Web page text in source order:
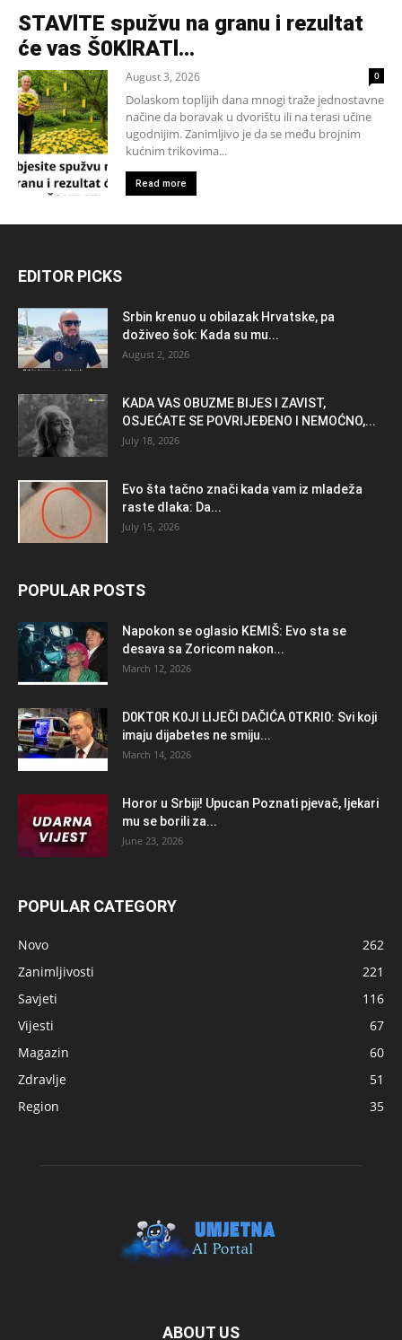
STAVlTE spužvu na granu i rezultat
će vas Š0KlRATl…
August 3, 2026 0
Dolaskom toplijih dana mnogi traže jednostavne
načine da boravak u dvorištu ili na terasi učine
ugodnijim. Zanimljivo je da se među brojnim
kućnim trikovima...
Read more
EDITOR PICKS
Srbin krenuo u obilazak Hrvatske, pa
doživeo šok: Kada su mu...
August 2, 2026
KADA VAS OBUZME BIJES I ZAVIST,
OSJEĆATE SE POVRIJEĐENO I NEMOĆNO,...
July 18, 2026
Evo šta tačno znači kada vam iz mladeža
raste dlaka: Da...
July 15, 2026
POPULAR POSTS
Napokon se oglasio KEMlŠ: Evo sta se
desava sa Zoricom nakon...
March 12, 2026
D0KT0R K0Jl LlJEČl DAČlĆA 0TKRl0: Svi koji
imaju dijabetes ne smiju...
March 14, 2026
Horor u Srbiji! Upucan Poznati pjevač, ljekari
mu se borili za...
June 23, 2026
POPULAR CATEGORY
Novo
262
Zanimljivosti
221
Savjeti
116
Vijesti
67
Magazin
60
Zdravlje
51
Region
35
ABOUT US